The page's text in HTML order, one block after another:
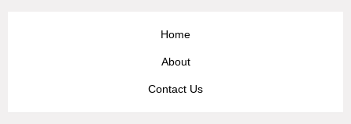
Home
About
Contact Us